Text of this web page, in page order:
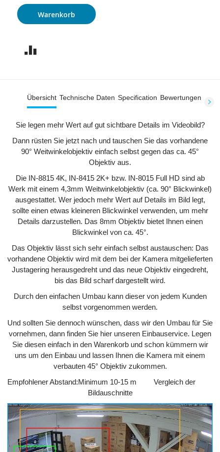
Warenkorb
Übersicht Technische Daten Specification Bewertungen
Sie legen mehr Wert auf gut sichtbare Details im Videobild?
Dann rüsten Sie jetzt nach und tauschen Sie das vorhandene
90° Weitwinkelobjektiv einfach selbst gegen das ca. 45°
Objektiv aus.
Die IN-8815 4K, IN-8415 2K+ bzw. IN-8015 Full HD sind ab
Werk mit einem 4,3mm Weitwinkelobjektiv (ca. 90° Blickwinkel)
ausgestattet. Wer jedoch mehr Wert auf Details im Bild legt,
sollte einen etwas kleineren Blickwinkel verwenden, um mehr
Details darzustellen. Das 8mm Objektiv bietet Ihnen einen
Blickwinkel von ca. 45°.
Das Objektiv lässt sich sehr einfach selbst austauschen: Das
vorhandene Objektiv wird mit dem bei der Kamera mitgelieferten
Justagering herausgedreht und das neue Objektiv eingedreht,
bis das Bild scharf dargestellt wird.
Durch den einfachen Umbau kann dieser von jedem Kunden
selbst vorgenommen werden.
Und sollten Sie dennoch wünschen, dass wir den Umbau für Sie
vornehmen, dann finden Sie hier unseren Einbauservice. Legen
Sie diesen einfach in den Warenkorb und schon kümmern wir
uns um den Einbau und lassen Ihnen die Kamera mit einem
verbauten 45° Objektiv zukommen.
Empfohlener Abstand:Minimum 10-15 m
Vergleich der
Bildauschnitte